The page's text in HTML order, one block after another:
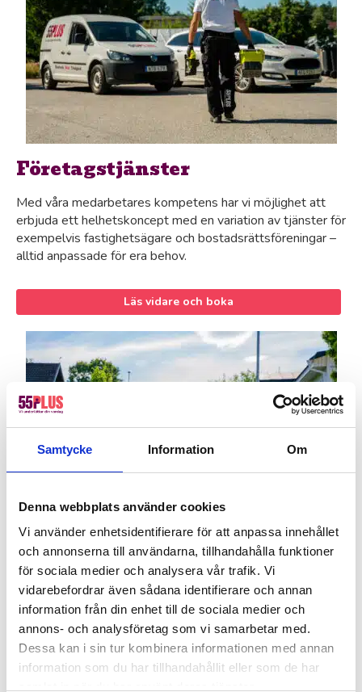
Samtycke Information Om
Denna webbplats använder cookies
Vi använder enhetsidentifierare för att anpassa innehållet
och annonserna till användarna, tillhandahålla funktioner
för sociala medier och analysera vår trafik. Vi
vidarebefordrar även sådana identifierare och annan
information från din enhet till de sociala medier och
annons- och analysföretag som vi samarbetar med.
Dessa kan i sin tur kombinera informationen med annan
information som du har tillhandahållit eller som de har
Företagstjänster
Med våra medarbetares kompetens har vi möjlighet att
erbjuda ett helhetskoncept med en variation av tjänster för
exempelvis fastighetsägare och bostadsrättsföreningar –
alltid anpassade för era behov.
Läs vidare och boka
Bli medarbetare
Börjar du närma dig pensionen, eller redan uppnått den
magiska åldersgränsen och insett att du fortfarande har
mycket energi och vilja kvar? Skicka in din ansökan så tar vi
kontakt inom kort.